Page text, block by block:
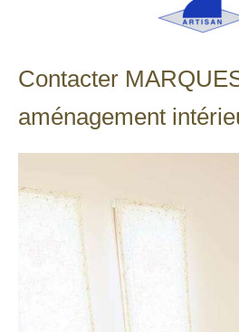
Contacter
aménagement